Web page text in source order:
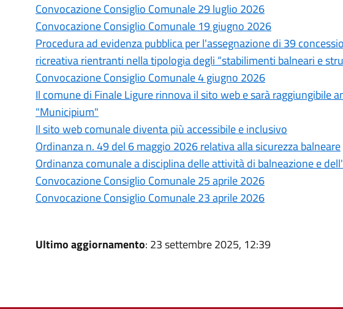
Convocazione Consiglio Comunale 29 luglio 2026
Convocazione Consiglio Comunale 19 giugno 2026
Procedura ad evidenza pubblica per l'assegnazione di 39
ricreativa rientranti nella tipologia degli “stabilimenti balneari e
Convocazione Consiglio Comunale 4 giugno 2026
Il comune di Finale Ligure rinnova il sito web e sarà raggiungibile
"Municipium"
Il sito web comunale diventa più accessibile e inclusivo
Ordinanza n. 49 del 6 maggio 2026 relativa alla sicurezza balneare
Ordinanza comunale a disciplina delle attività di balneazione e
Convocazione Consiglio Comunale 25 aprile 2026
Convocazione Consiglio Comunale 23 aprile 2026
Ultimo aggiornamento: 23 settembre 2025, 12:39